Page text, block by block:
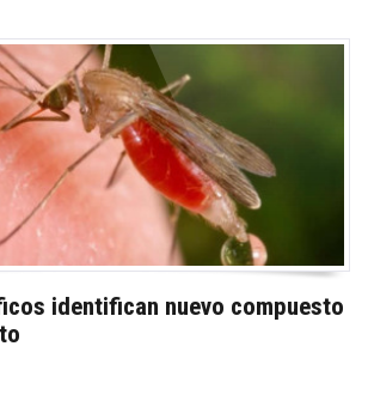
identifican nuevo compuesto